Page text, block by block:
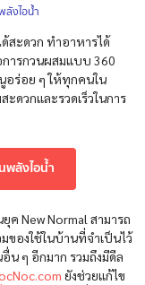
ลังไอน้ำ
สะดวก ทำอาหารได้
ารกวนผสมแบบ 360
อร่อย ๆ ให้ทุกคนใน
ดวกและรวดเร็วในการ
พลังไอน้ำ
ยุค New Normal สามารถ
ของใช้ในบ้านที่จำเป็นไว้
น ๆ อีกมาก รวมถึงมีดีล
ยังช่วยแก้ไข